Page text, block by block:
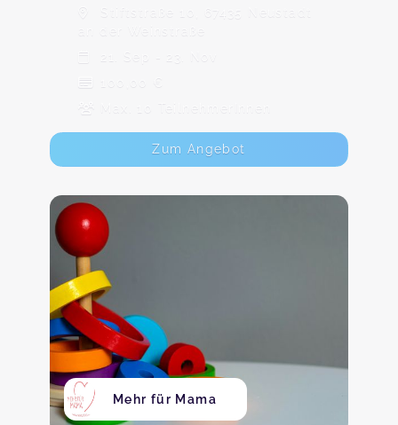
Stiftstraße 10, 67435 Neustadt
an der Weinstraße
21. Sep - 23. Nov
100,00 €
Max. 10 TeilnehmerInnen
Zum Angebot
Mehr für Mama